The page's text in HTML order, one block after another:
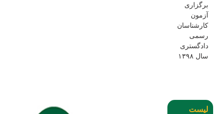
برگزاری
آزمون
کارشناسان
رسمی
دادگستری
سال ۱۳۹۸
لیست